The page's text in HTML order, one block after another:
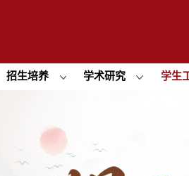
招生培养 学术研究 学生